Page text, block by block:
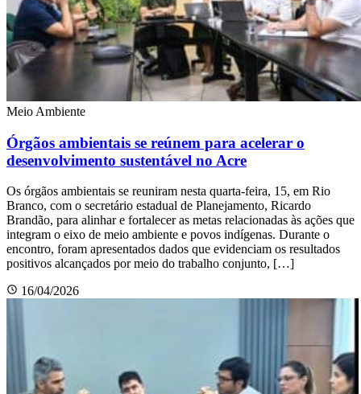
Meio Ambiente
Órgãos ambientais se reúnem para acelerar o
desenvolvimento sustentável no Acre
Os órgãos ambientais se reuniram nesta quarta-feira, 15, em Rio
Branco, com o secretário estadual de Planejamento, Ricardo
Brandão, para alinhar e fortalecer as metas relacionadas às ações que
integram o eixo de meio ambiente e povos indígenas. Durante o
encontro, foram apresentados dados que evidenciam os resultados
positivos alcançados por meio do trabalho conjunto, […]
16/04/2026